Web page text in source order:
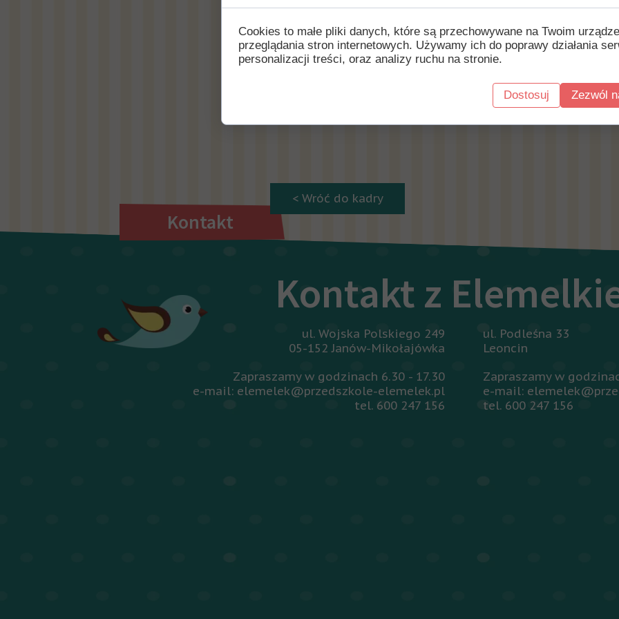
< Wróć do kadry
Kontakt
ul. Podleśna 33
Leoncin
Zapraszamy w
e-mail:
tel. 600 247 156
ul. Wojska Polskiego 249
05-152 Janów-Mikołajówka
Zapraszamy w godzinach 6.30 - 17.30
e-mail: elemelek@przedszkole-elemelek.pl
tel. 600 247 156
Kontakt z
Przygotowaną i podpisaną wyprawkę należy dostarczyć do
Podręczniki i ubezpieczenie należy opłacić w biurze u
Cookies to małe pliki danych, które są przechowywane na Twoim
przeglądania stron internetowych. Używamy ich do poprawy działania
personalizacji treści, oraz analizy ruchu na stronie.
Dostosuj Zezwól